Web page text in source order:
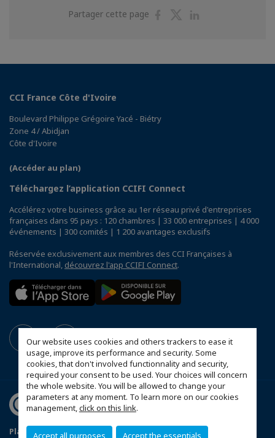
Our website uses cookies and others trackers to ease it
usage, improve its performance and security. Some
cookies, that don't involved functionnality and security,
required your consent to be used. Your choices will concern
the whole website. You will be allowed to change your
parameters at any moment. To learn more on our cookies
management,click on this link.
Accept all purposes Accept the essentials
Partager cette page
PartagerPartager
CCI France Côte d'Ivoire
Boulevard Philippe Grégoire Yacé - Biétry
Zone 4 / Abidjan
Côte d'Ivoire
(Accéder au plan)
Téléchargez l’application CCIFI Connect
Accélérez votre business grâce au 1er réseau privé d'entreprises
françaises dans 95 pays : 120 chambres | 33 000 entreprises | 4 000
événements | 300 comités | 1 200 avantages exclusifs
Réservée exclusivement aux membres des CCI Françaises à
l'International, découvrez l'app CCIFI Connect.
Plan du site Mentions légales